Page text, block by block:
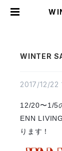
WINTER
2017/12/22
12/20〜1/5
ENN
ります！